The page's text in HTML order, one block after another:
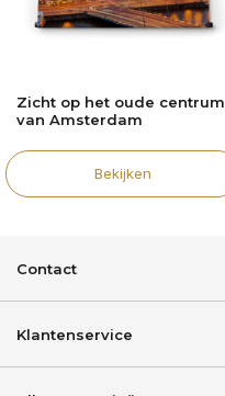
Zicht op het oude centrum
van Amsterdam
Bekijken
Contact
Klantenservice